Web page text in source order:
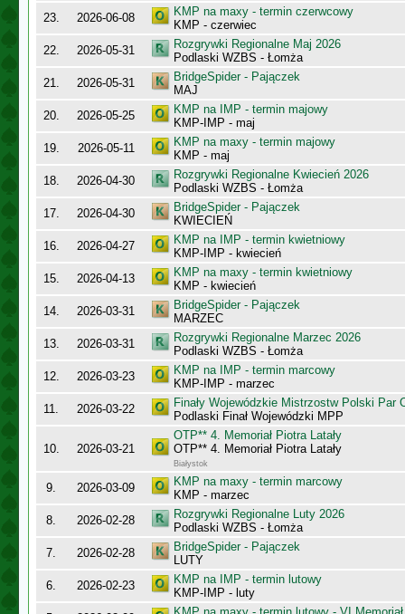
23.
2026-06-08
KMP na maxy - termin czerwcowy
KMP - czerwiec
22.
2026-05-31
Rozgrywki Regionalne Maj 2026
Podlaski WZBS - Łomża
21.
2026-05-31
BridgeSpider - Pajączek
MAJ
20.
2026-05-25
KMP na IMP - termin majowy
KMP-IMP - maj
19.
2026-05-11
KMP na maxy - termin majowy
KMP - maj
18.
2026-04-30
Rozgrywki Regionalne Kwiecień 2026
Podlaski WZBS - Łomża
17.
2026-04-30
BridgeSpider - Pajączek
KWIECIEŃ
16.
2026-04-27
KMP na IMP - termin kwietniowy
KMP-IMP - kwiecień
15.
2026-04-13
KMP na maxy - termin kwietniowy
KMP - kwiecień
14.
2026-03-31
BridgeSpider - Pajączek
MARZEC
13.
2026-03-31
Rozgrywki Regionalne Marzec 2026
Podlaski WZBS - Łomża
12.
2026-03-23
KMP na IMP - termin marcowy
KMP-IMP - marzec
11.
2026-03-22
Finały Wojewódzkie Mistrzostw Polski Par
Podlaski Finał Wojewódzki MPP
10. 2026-03-21
OTP** 4. Memoriał Piotra Latały
OTP** 4. Memoriał Piotra Latały
Białystok
9. 2026-03-09
KMP na maxy - termin marcowy
KMP - marzec
8.
2026-02-28
Rozgrywki Regionalne Luty 2026
Podlaski WZBS - Łomża
7.
2026-02-28
BridgeSpider - Pajączek
LUTY
6.
2026-02-23
KMP na IMP - termin lutowy
KMP-IMP - luty